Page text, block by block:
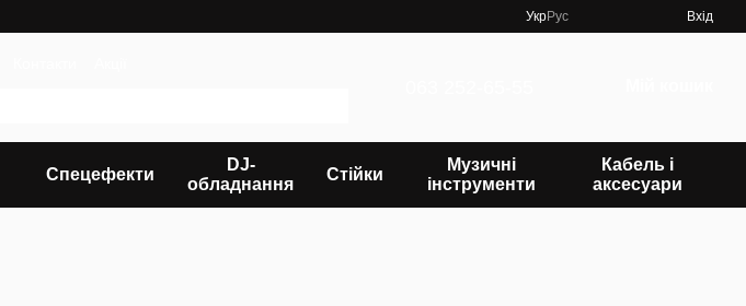
УкрРус Вхід
Спецефекти
DJ-
обладнання
Стійки
Музичні
інструменти
Кабель і
аксесуари